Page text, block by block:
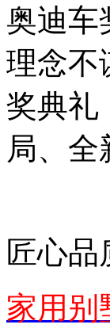
奥迪车
理念不
奖典礼
局、
匠心品
家用别